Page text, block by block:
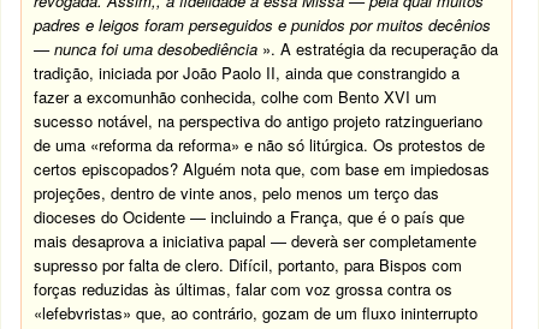
padres e leigos foram perseguidos e punidos por muitos decênios
— nunca foi uma desobediência ». A estratégia da recuperação da
tradição, iniciada por João Paolo II, ainda que constrangido a
fazer a excomunhão conhecida, colhe com Bento XVI um
sucesso notável, na perspectiva do antigo projeto ratzingueriano
de uma «reforma da reforma» e não só litúrgica. Os protestos de
certos episcopados? Alguém nota que, com base em impiedosas
projeções, dentro de vinte anos, pelo menos um terço das
dioceses do Ocidente — incluindo a França, que é o país que
mais desaprova a iniciativa papal — deverà ser completamente
supresso por falta de clero. Difícil, portanto, para Bispos com
forças reduzidas às últimas, falar com voz grossa contra os
«lefebvristas» que, ao contrário, gozam de um fluxo ininterrupto